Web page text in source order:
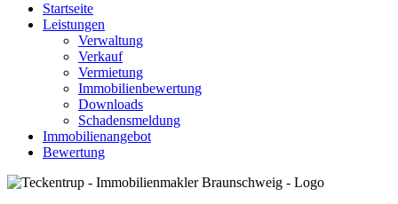
Startseite
Leistungen
Verwaltung
Verkauf
Vermietung
Immobilienbewertung
Downloads
Schadensmeldung
Immobilienangebot
Bewertung